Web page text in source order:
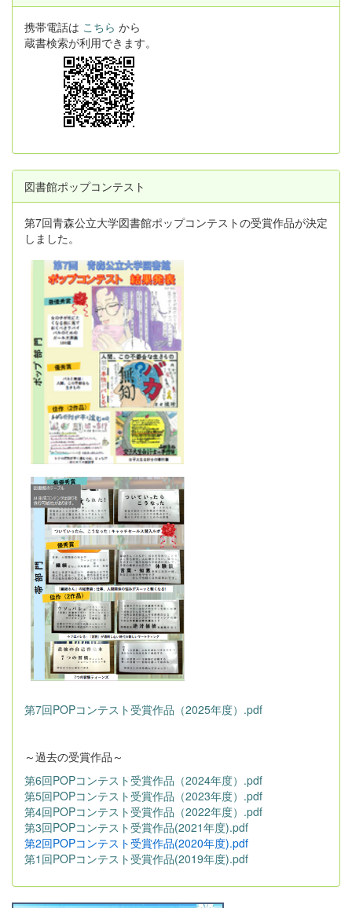
携帯電話は こちら から
蔵書検索が利用できます。
図書館ポップコンテスト
第7回青森公立大学図書館ポップコンテストの受賞作品が決定
しました。
第7回POPコンテスト受賞作品（2025年度）.pdf
～過去の受賞作品～
第6回POPコンテスト受賞作品（2024年度）.pdf
第5回POPコンテスト受賞作品（2023年度）.pdf
第4回POPコンテスト受賞作品（2022年度）.pdf
第3回POPコンテスト受賞作品(2021年度).pdf
第2回POPコンテスト受賞作品(2020年度).pdf
第1回POPコンテスト受賞作品(2019年度).pdf